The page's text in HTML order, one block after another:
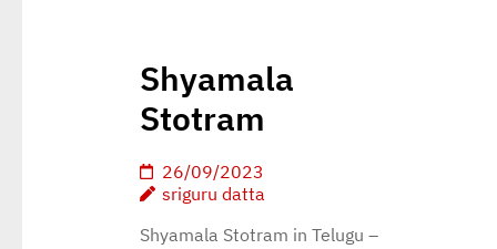
Shyamala
Stotram
26/09/2023
sriguru datta
Shyamala Stotram in Telugu –